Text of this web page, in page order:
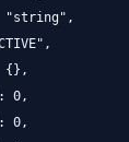
"string",
{},
0,
0,